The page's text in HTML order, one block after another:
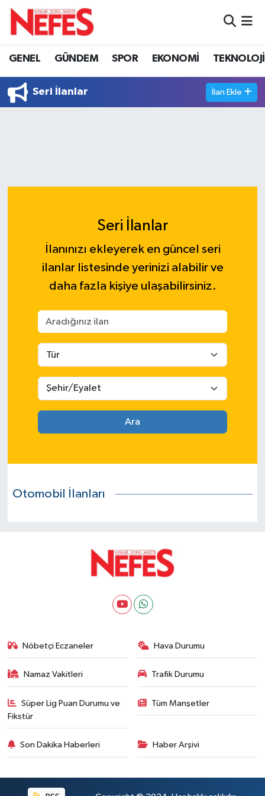
GENEL GÜNDEM SPOR EKONOMİ TEKNOLOJİ
Seri İlanlar İlan Ekle
Seri İlanlar
İlanınızı ekleyerek en güncel seri
ilanlar listesinde yerinizi alabilir ve
daha fazla kişiye ulaşabilirsiniz.
Ara
Otomobil İlanları
Nöbetçi Eczaneler Hava Durumu
Namaz Vakitleri Trafik Durumu
Süper Lig Puan Durumu ve
Fikstür
Tüm Manşetler
Son Dakika Haberleri Haber Arşivi
Hava Durumu
Namaz Vakitleri
Son Dakika Haberleri
Haber Arşivi